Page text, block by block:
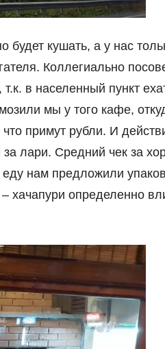
будет кушать, а у нас
Коллегиально
в населенный пункт
мы у того кафе,
примут рубли. И
лари. Средний чек за
нам предложили
хачапури определенно